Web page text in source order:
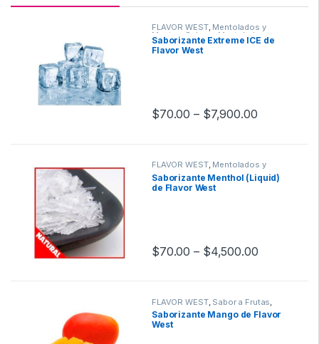
FLAVOR WEST, Mentolados y
Mentas Sabor a Mentolados y
Mentas,Saborizantes
Saborizante Extreme ICE de
Flavor West
$70.00 – $7,900.00
FLAVOR WEST, Mentolados y
Mentas Sabor a Mentolados y
Mentas,Saborizantes
Saborizante Menthol (Liquid)
de Flavor West
$70.00 – $4,500.00
FLAVOR WEST, Sabor a Frutas
Sabores Frutales Saborizantes
Saborizante Mango de Flavor
West